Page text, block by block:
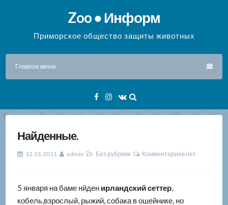
содержимому
Zoo ● Информ
Приморское общество защиты животных
Главное меню
Facebook
Instagram
VK
Найденные.
12.01.2011 admin Без рубрики Комментариев нет
5 января на баме нйден ирландский сеттер,
кобель,взрослый, рыжий, собака в ошейнике, но